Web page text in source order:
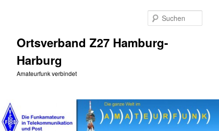
Ortsverband Z27 Hamburg-
Harburg
Amateurfunk verbindet